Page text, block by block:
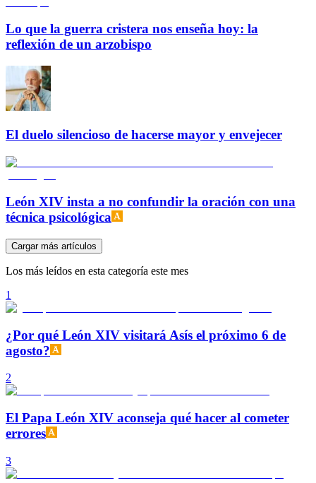
Lo que la guerra cristera nos enseña hoy: la
reflexión de un arzobispo
El duelo silencioso de hacerse mayor y envejecer
León XIV insta a no confundir la oración con una
técnica psicológica
Cargar más artículos
Los más leídos en esta categoría este mes
1
¿Por qué León XIV visitará Asís el próximo 6 de
agosto?
2
El Papa León XIV aconseja qué hacer al cometer
errores
3